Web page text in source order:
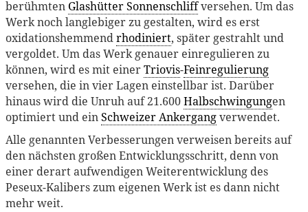
berühmten Glashütter Sonnenschliffversehen. Um das
Werk noch langlebiger zu gestalten, wird es erst
oxidationshemmendrhodiniert, später gestrahlt und
vergoldet. Um das Werk genauer einregulieren zu
können, wird es mit einerTriovis-Feinregulierung
versehen, die in vier Lagen einstellbar ist. Darüber
hinaus wird die Unruh auf 21.600Halbschwingungen
optimiert und einSchweizer Ankergangverwendet.
Alle genannten Verbesserungen verweisen bereits auf
den nächsten großen Entwicklungsschritt, denn von
einer derart aufwendigen Weiterentwicklung des
Peseux-Kalibers zum eigenen Werk ist es dann nicht
mehr weit.